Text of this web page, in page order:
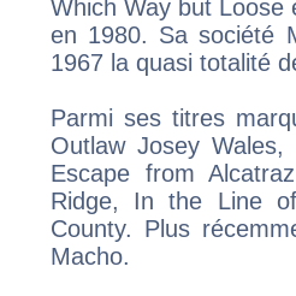
Which Way but Loose
en 1980. Sa société
1967 la quasi totalité
Parmi ses titres
Outlaw Josey
Escape from
Ridge, In the Line
County. Plus
Macho.